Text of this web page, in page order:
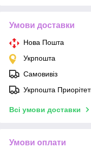
Умови доставки
Нова Пошта
Укрпошта
Самовивіз
Укрпошта
Всі умови доставки
Умови оплати